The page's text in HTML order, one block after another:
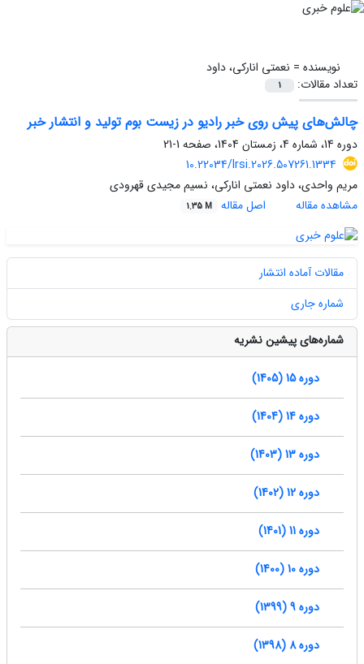
نویسنده = نعمتی انارکی، داود
تعداد مقالات:
1
چالش‌های پیش روی خبر رادیو در زیست بوم تولید و انتشار خبر
دوره 14، شماره 4، زمستان 1404، صفحه
1-21
10.22034/lrsi.2026.507261.1334
مریم واحدی، داود نعمتی انارکی، نسیم مجیدی قهرودی
مشاهده مقاله
اصل مقاله 1.35 M
مقالات آماده انتشار
شماره جاری
شماره‌های پیشین نشریه
دوره 15 (1405)
دوره 14 (1404)
دوره 13 (1403)
دوره 12 (1402)
دوره 11 (1401)
دوره 10 (1400)
دوره 9 (1399)
دوره 8 (1398)